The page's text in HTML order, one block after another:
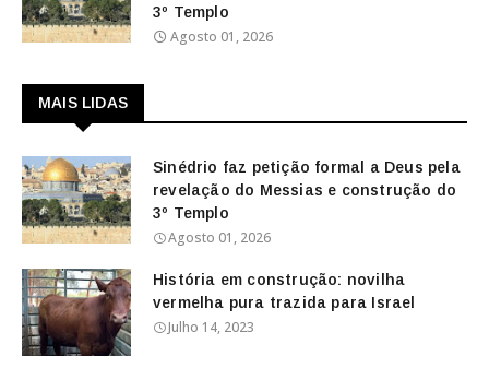
3º Templo
Agosto 01, 2026
MAIS LIDAS
Sinédrio faz petição formal a Deus pela
revelação do Messias e construção do
3º Templo
Agosto 01, 2026
História em construção: novilha
vermelha pura trazida para Israel
Julho 14, 2023